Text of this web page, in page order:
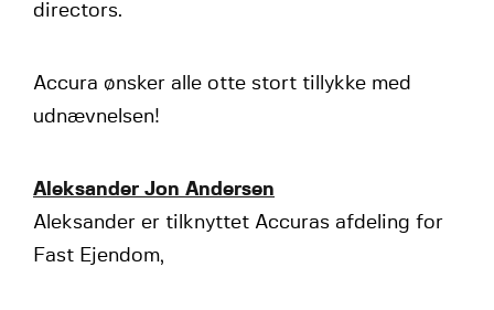
directors.
Accura ønsker alle otte stort tillykke med
udnævnelsen!
Aleksander Jon Andersen
Aleksander er tilknyttet Accuras afdeling for
Fast Ejendom,